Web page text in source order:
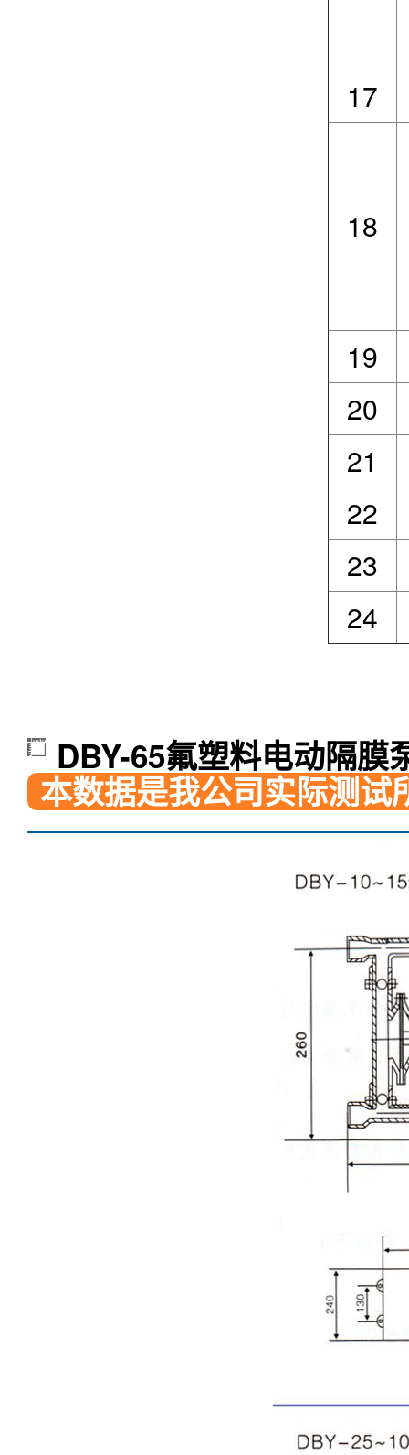
17
18
19
20
21
22
23
24
DBY-65氟塑料电动隔膜
本数据是我公司实际测